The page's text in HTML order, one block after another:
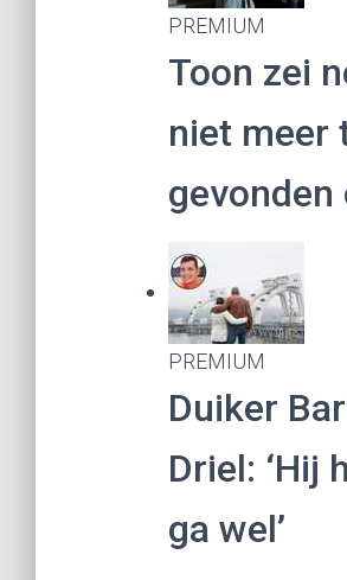
PREMIUM
Toon zei
niet meer
gevonden
PREMIUM
Duiker
Driel: ‘Hij
ga wel’